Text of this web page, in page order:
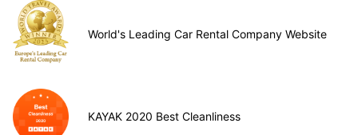
World's Leading Car Rental Company Website
KAYAK 2020 Best Cleanliness